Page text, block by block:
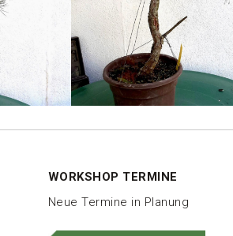
WORKSHOP TERMINE
Neue Termine in Planung